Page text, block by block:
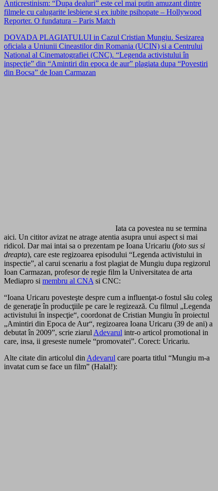
Anticrestinism: “Dupa dealuri” este cel mai putin amuzant dintre
filmele cu calugarite lesbiene si ex iubite psihopate – Hollywood
Reporter. O fundatura – Paris Match
DOVADA PLAGIATULUI in Cazul Cristian Mungiu. Sesizarea
oficiala a Uniunii Cineastilor din Romania (UCIN) si a Centrului
National al Cinematografiei (CNC). “Legenda activistului în
inspecţie” din “Amintiri din epoca de aur” plagiata dupa “Povestiri
din Bocsa” de Ioan Carmazan
Iata ca povestea nu se termina
aici. Un cititor avizat ne atrage atentia asupra unui aspect si mai
ridicol. Dar mai intai sa o prezentam pe Ioana Uricariu (foto sus si
dreapta), care este regizoarea episodului “Legenda activistului in
inspectie”, al carui scenariu a fost plagiat de Mungiu dupa regizorul
Ioan Carmazan, profesor de regie film la Universitatea de arta
Mediapro si membru al CNA si CNC:
“Ioana Uricaru povesteşte despre cum a influenţat-o fostul său coleg
de generaţie în producţiile pe care le regizează. Cu filmul „Legenda
activistului în inspecţie“, coordonat de Cristian Mungiu în proiectul
„Amintiri din Epoca de Aur“, regizoarea Ioana Uricaru (39 de ani) a
debutat în 2009”, scrie ziarul Adevarul intr-o articol promotional in
care, insa, ii greseste numele “promovatei”. Corect: Uricariu.
Alte citate din articolul din Adevarul care poarta titlul “Mungiu m-a
invatat cum se face un film” (Halal!):